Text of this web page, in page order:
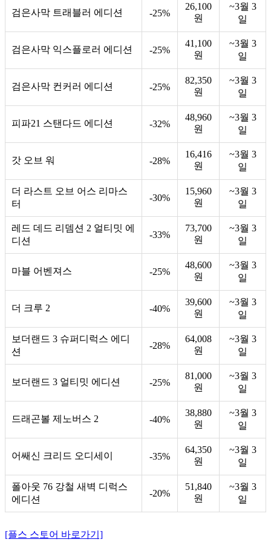
검은사막 트래블러 에디션 -25%
26,100
원
~3월 3
일
검은사막 익스플로러 에디션 -25%
41,100
원
~3월 3
일
검은사막 컨커러 에디션 -25%
82,350
원
~3월 3
일
피파21 스탠다드 에디션 -32%
48,960
원
~3월 3
일
갓 오브 워 -28%
16,416
원
~3월 3
일
더 라스트 오브 어스 리마스
터
-30%
15,960
원
~3월 3
일
레드 데드 리뎀션 2 얼티밋 에
디션
-33%
73,700
원
~3월 3
일
마블 어벤져스 -25%
48,600
원
~3월 3
일
더 크루 2 -40%
39,600
원
~3월 3
일
보더랜드 3 슈퍼디럭스 에디
션
-28%
64,008
원
~3월 3
일
보더랜드 3 얼티밋 에디션 -25%
81,000
원
~3월 3
일
드래곤볼 제노버스 2 -40%
38,880
원
~3월 3
일
어쌔신 크리드 오디세이 -35%
64,350
원
~3월 3
일
폴아웃 76 강철 새벽 디럭스
에디션
-20%
51,840
원
~3월 3
일
[플스 스토어 바로가기]